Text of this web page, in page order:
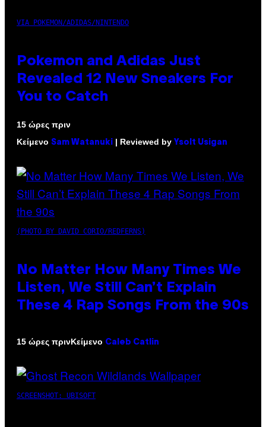
VIA POKEMON/ADIDAS/NINTENDO
Pokemon and Adidas Just
Revealed 12 New Sneakers For
You to Catch
15 ώρες πριν
Κείμενο Sam Watanuki | Reviewed by Ysolt Usigan
(PHOTO BY DAVID CORIO/REDFERNS)
No Matter How Many Times We
Listen, We Still Can’t Explain
These 4 Rap Songs From the 90s
15 ώρες πρινΚείμενο Caleb Catlin
SCREENSHOT: UBISOFT